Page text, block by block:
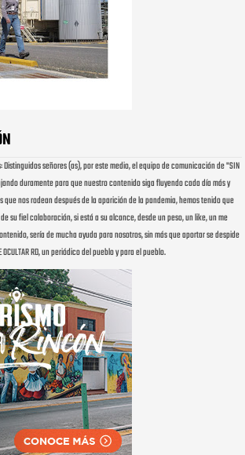
Distinguidos señores (as), por este medio, el equipo de comunicación de "SIN
duramente para que nuestro contenido siga fluyendo cada día más y
que nos rodean después de la aparición de la pandemia, hemos tenido que
su fiel colaboración, si está a su alcance, desde un peso, un like, un me
sería de mucha ayuda para nosotros, sin más que aportar se despide
OCULTAR RD, un periódico del pueblo y para el pueblo.